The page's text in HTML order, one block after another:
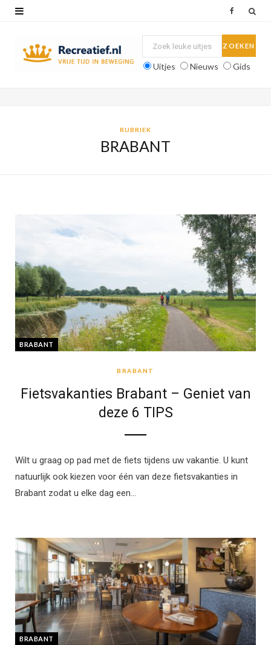
Uitjes Nieuws Gids
RUBRIEK
BRABANT
BRABANT
BRABANT
Fietsvakanties Brabant – Geniet van
deze 6 TIPS
Wilt u graag op pad met de fiets tijdens uw vakantie. U kunt
natuurlijk ook kiezen voor één van deze fietsvakanties in
Brabant zodat u elke dag een…
BRABANT